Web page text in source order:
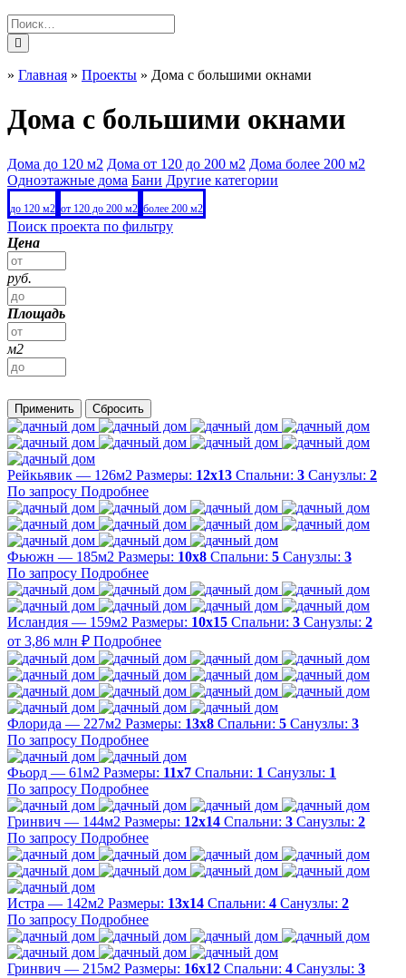
» Главная » Проекты » Дома с большими окнами
Дома с большими окнами
Дома до 120 м2 Дома от 120 до 200 м2 Дома более 200 м2
Одноэтажные дома Бани Другие категории
до 120 м2 от 120 до 200 м2 более 200 м2
Поиск проекта по фильтру
Цена
руб.
Площадь
м2
Применить Сбросить
Рейкьявик — 126м2 Размеры: 12х13 Спальни: 3 Санузлы: 2
По запросу Подробнее
Фьюжн — 185м2 Размеры: 10х8 Спальни: 5 Санузлы: 3
По запросу Подробнее
Исландия — 159м2 Размеры: 10х15 Спальни: 3 Санузлы: 2
от 3,86 млн ₽ Подробнее
Флорида — 227м2 Размеры: 13х8 Спальни: 5 Санузлы: 3
По запросу Подробнее
Фьорд — 61м2 Размеры: 11х7 Спальни: 1 Санузлы: 1
По запросу Подробнее
Гринвич — 144м2 Размеры: 12х14 Спальни: 3 Санузлы: 2
По запросу Подробнее
Истра — 142м2 Размеры: 13х14 Спальни: 4 Санузлы: 2
По запросу Подробнее
Гринвич — 215м2 Размеры: 16х12 Спальни: 4 Санузлы: 3